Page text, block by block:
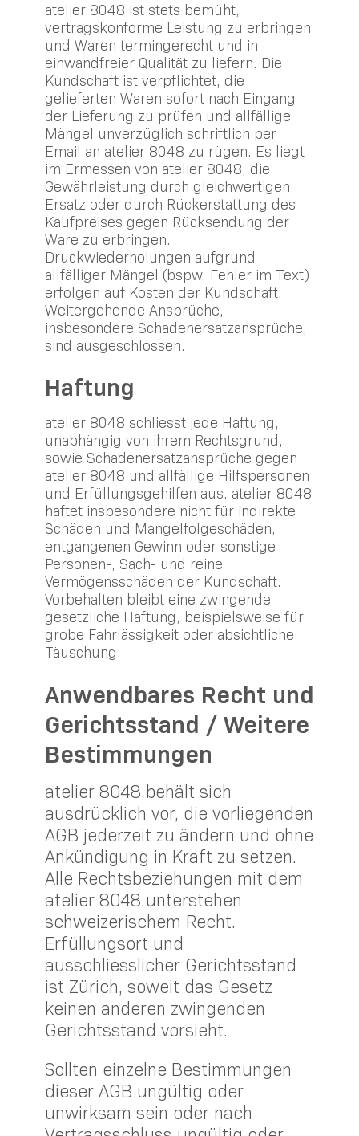
atelier 8048 ist stets bemüht,
vertragskonforme Leistung zu erbringen
und Waren termingerecht und in
einwandfreier Qualität zu liefern. Die
Kundschaft ist verpflichtet, die
gelieferten Waren sofort nach Eingang
der Lieferung zu prüfen und allfällige
Mängel unverzüglich schriftlich per
Email an atelier 8048 zu rügen. Es liegt
im Ermessen von atelier 8048, die
Gewährleistung durch gleichwertigen
Ersatz oder durch Rückerstattung des
Kaufpreises gegen Rücksendung der
Ware zu erbringen.
Druckwiederholungen aufgrund
allfälliger Mängel (bspw. Fehler im Text)
erfolgen auf Kosten der Kundschaft.
Weitergehende Ansprüche,
insbesondere Schadenersatzansprüche,
sind ausgeschlossen.
Haftung
atelier 8048 schliesst jede Haftung,
unabhängig von ihrem Rechtsgrund,
sowie Schadenersatzansprüche gegen
atelier 8048 und allfällige Hilfspersonen
und Erfüllungsgehilfen aus. atelier 8048
haftet insbesondere nicht für indirekte
Schäden und Mangelfolgeschäden,
entgangenen Gewinn oder sonstige
Personen-, Sach- und reine
Vermögensschäden der Kundschaft.
Vorbehalten bleibt eine zwingende
gesetzliche Haftung, beispielsweise für
grobe Fahrlässigkeit oder absichtliche
Täuschung.
Anwendbares Recht und
Gerichtsstand / Weitere
Bestimmungen
atelier 8048 behält sich
ausdrücklich vor, die vorliegenden
AGB jederzeit zu ändern und ohne
Ankündigung in Kraft zu setzen.
Alle Rechtsbeziehungen mit dem
atelier 8048 unterstehen
schweizerischem Recht.
Erfüllungsort und
ausschliesslicher Gerichtsstand
ist Zürich, soweit das Gesetz
keinen anderen zwingenden
Gerichtsstand vorsieht.
Sollten einzelne Bestimmungen
dieser AGB ungültig oder
unwirksam sein oder nach